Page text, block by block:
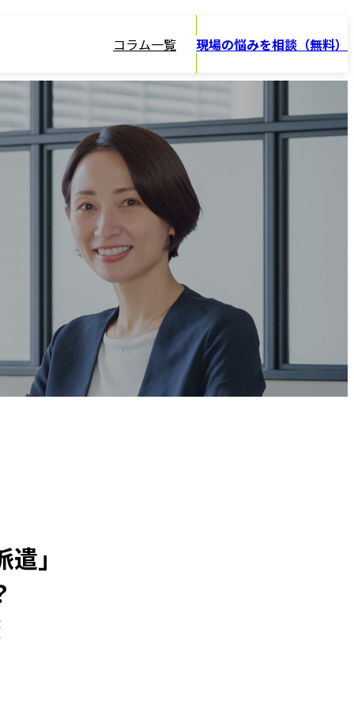
コラム一覧 現場の悩みを相談（無料）
」